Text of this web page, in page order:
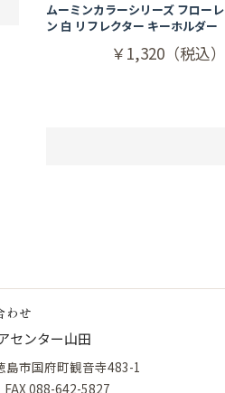
ムーミンカラーシリーズ フローレ
ン 白 リフレクター キーホルダー
￥1,320（税込）
わせ
センター山田
島市国府町観音寺483-1
088-642-5827